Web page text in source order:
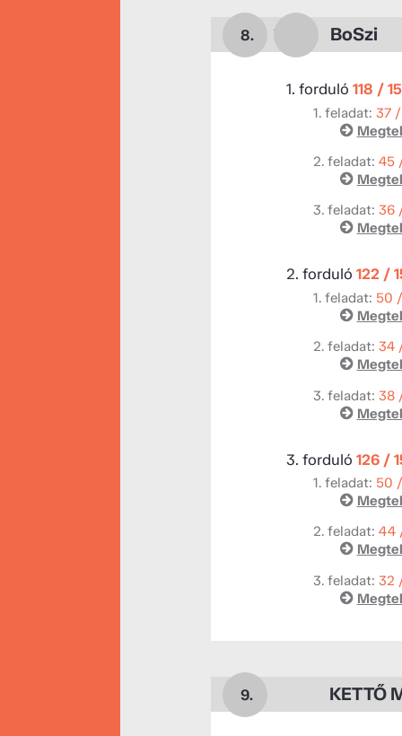
8. BoSzi
1. forduló 118 /
1. feladat: 37
2. feladat: 45
3. feladat: 36
2. forduló 122 /
1. feladat: 50
2. feladat: 34
3. feladat: 38
3. forduló 126 /
1. feladat: 50
2. feladat: 44
3. feladat: 32
9. KETTŐ